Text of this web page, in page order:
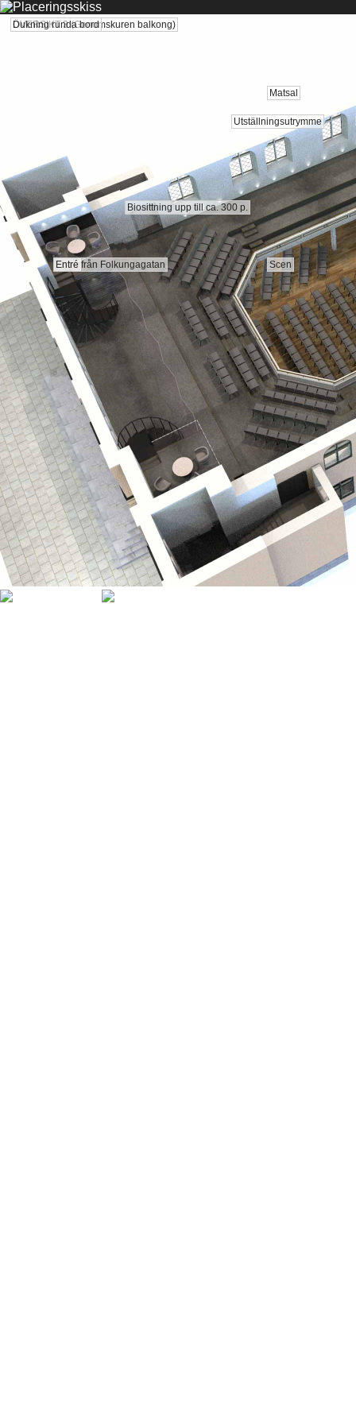
ÖVERSIKT 1 (Genomskuren balkong)
Utställningsutrymme
Entré Scen
ÖVERSIKT 2
Biosittning upp till ca. 300 p.
Matsal
ÖVERSIKT 3
Entré från Folkungagatan
Dukning runda bord